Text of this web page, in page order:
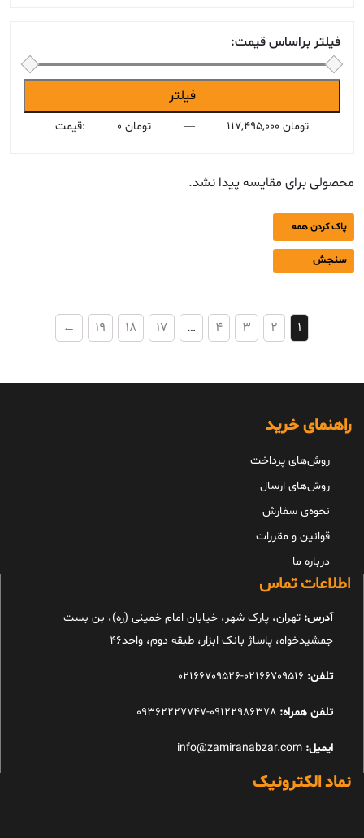
فیلتر براساس قیمت:
قیمت
قیمت
فیلتر
قیمت: 0 تومان — 117,495,000 تومان
محصولی برای مقایسه پیدا نشد.
پاک کردن همه
سنجش
1
2
3
4
…
17
18
19
←
راهنمای خرید
روش‌های پرداخت
روش‌های ارسال
نحوه‌ی سفارش
قوانین و مقررات
درباره ما
اطلاعات تماس
آدرس: تهران، پارک شهر، خیابان امام خمینی (ره)، بن بست
جمشیدخواه، پاساژ بانک ابزار، طبقه دوم، واحد46
تلفن:
تلفن همراه: 09122986378-09362227747
ایمیل:
نماد الکترونیک